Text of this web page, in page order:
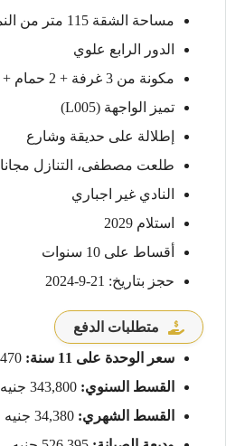
مساحة الشقة 115 متر من النموذج T14
الدور الرابع علوي
مكونة من 3 غرفة + 2 حمام + مطبخ + رسبشن
تميز الواجهة (L005)
إطلالة على حديقة وشارع
طلعت مصطفى، التنازل مجانا
النادي غير اجباري
استلام 2029
أقساط على 10 سنوات
حجز بتاريخ: 21-9-2024
متطلبات الدفع
سعر الوحدة على 11 سنة:
القسط السنوي:
القسط الشهري: